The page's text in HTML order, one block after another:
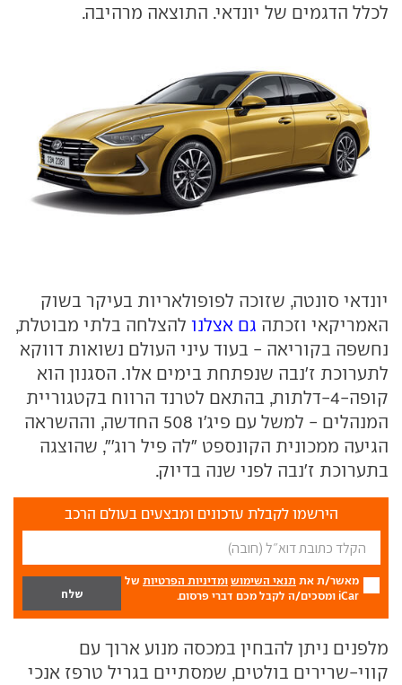
לכלל הדגמים של יונדאי. התוצאה מרהיבה.
יונדאי סונטה, שזוכה לפופולאריות בעיקר בשוק
האמריקאי וזכתה גם אצלנו להצלחה בלתי מבוטלת,
נחשפה בקוריאה - בעוד עיני העולם נשואות דווקא
לתערוכת ז'נבה שנפתחת בימים אלו. הסגנון הוא
קופה-4-דלתות, בהתאם לטרנד הרווח בקטגוריית
המנהלים - למשל עם פיג'ו 508 החדשה, וההשראה
הגיעה ממכונית הקונספט "לה פיל רוג'", שהוצגה
בתערוכת ז'נבה לפני שנה בדיוק.
הירשמו לקבלת עדכונים ומבצעים בעולם הרכב
מאשר/ת את תנאי השימוש ומדיניות הפרטיות של
iCar ומסכים/ה לקבל מכם דברי פרסום.
מלפנים ניתן להבחין במכסה מנוע ארוך עם
קווי-שרירים בולטים, שמסתיים בגריל טרפז אנכי